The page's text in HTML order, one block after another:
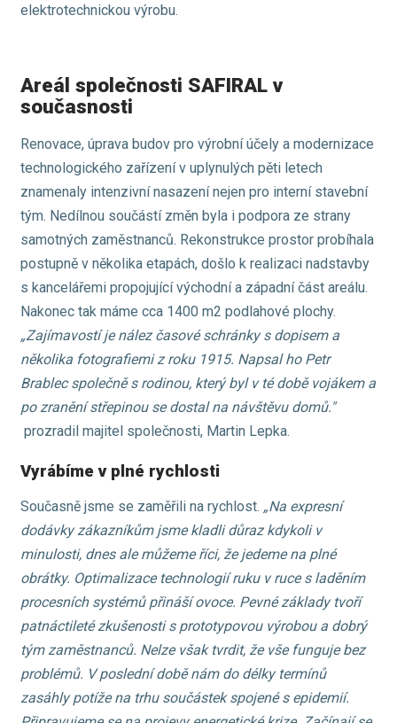
elektrotechnickou výrobu.
Areál společnosti SAFIRAL v
současnosti
Renovace, úprava budov pro výrobní účely a modernizace
technologického zařízení v uplynulých pěti letech
znamenaly intenzivní nasazení nejen pro interní stavební
tým. Nedílnou součástí změn byla i podpora ze strany
samotných zaměstnanců. Rekonstrukce prostor probíhala
postupně v několika etapách, došlo k realizaci nadstavby
s kancelářemi propojující východní a západní část areálu.
Nakonec tak máme cca 1400 m2 podlahové plochy.
„Zajímavostí je nález časové schránky s dopisem a
několika fotografiemi z roku 1915. Napsal ho Petr
Brablec společně s rodinou, který byl v té době vojákem a
po zranění střepinou se dostal na návštěvu domů."
prozradil majitel společnosti, Martin Lepka.
Vyrábíme v plné rychlosti
Současně jsme se zaměřili na rychlost. „Na expresní
dodávky zákazníkům jsme kladli důraz kdykoli v
minulosti, dnes ale můžeme říci, že jedeme na plné
obrátky. Optimalizace technologií ruku v ruce s laděním
procesních systémů přináší ovoce. Pevné základy tvoří
patnáctileté zkušenosti s prototypovou výrobou a dobrý
tým zaměstnanců. Nelze však tvrdit, že vše funguje bez
problémů. V poslední době nám do délky termínů
zasáhly potíže na trhu součástek spojené s epidemií.